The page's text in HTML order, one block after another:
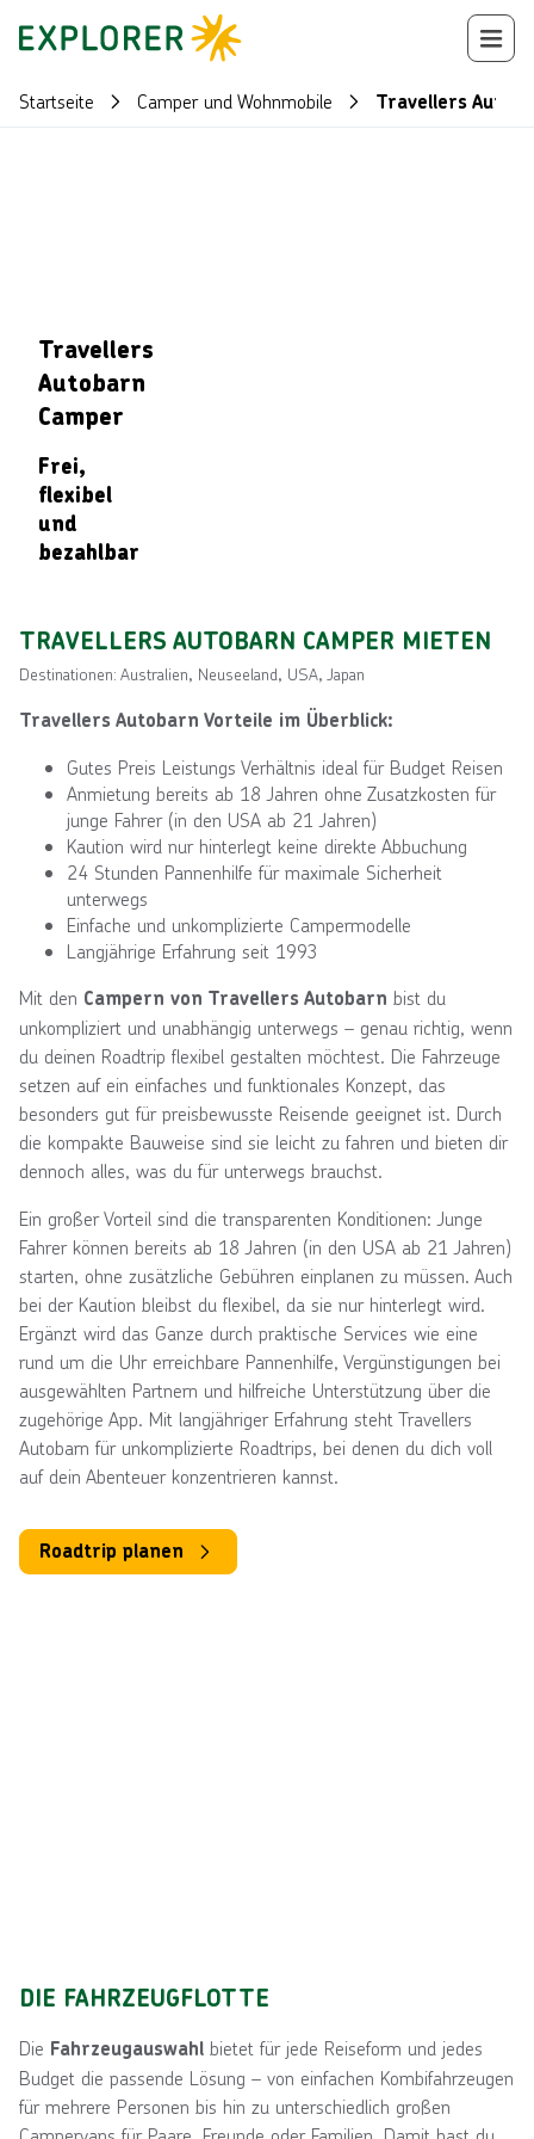
Startseite Camper und Wohnmobile Travellers
Travellers
Autobarn
Camper
Frei,
flexibel
und
bezahlbar
TRAVELLERS AUTOBARN CAMPER MIETEN
Destinationen: Australien, Neuseeland, USA, Japan
Travellers Autobarn Vorteile im Überblick:
Gutes Preis Leistungs Verhältnis ideal für Budget Reisen
Anmietung bereits ab 18 Jahren ohne Zusatzkosten für
junge Fahrer (in den USA ab 21 Jahren)
Kaution wird nur hinterlegt keine direkte Abbuchung
24 Stunden Pannenhilfe für maximale Sicherheit
unterwegs
Einfache und unkomplizierte Campermodelle
Langjährige Erfahrung seit 1993
Mit den Campern von Travellers Autobarn bist du
unkompliziert und unabhängig unterwegs – genau richtig, wenn
du deinen Roadtrip flexibel gestalten möchtest. Die Fahrzeuge
setzen auf ein einfaches und funktionales Konzept, das
besonders gut für preisbewusste Reisende geeignet ist. Durch
die kompakte Bauweise sind sie leicht zu fahren und bieten dir
dennoch alles, was du für unterwegs brauchst.
Ein großer Vorteil sind die transparenten Konditionen: Junge
Fahrer können bereits ab 18 Jahren (in den USA ab 21 Jahren)
starten, ohne zusätzliche Gebühren einplanen zu müssen. Auch
bei der Kaution bleibst du flexibel, da sie nur hinterlegt wird.
Ergänzt wird das Ganze durch praktische Services wie eine
rund um die Uhr erreichbare Pannenhilfe, Vergünstigungen bei
ausgewählten Partnern und hilfreiche Unterstützung über die
zugehörige App. Mit langjähriger Erfahrung steht Travellers
Autobarn für unkomplizierte Roadtrips, bei denen du dich voll
auf dein Abenteuer konzentrieren kannst.
Roadtrip planen
DIE FAHRZEUGFLOTTE
Die Fahrzeugauswahl bietet für jede Reiseform und jedes
Budget die passende Lösung – von einfachen Kombifahrzeugen
für mehrere Personen bis hin zu unterschiedlich großen